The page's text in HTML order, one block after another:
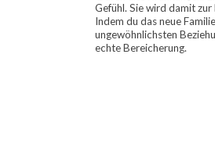
Gefühl. Sie wird damit zur
Indem du das neue
ungewöhnlichsten
echte Bereicherung.